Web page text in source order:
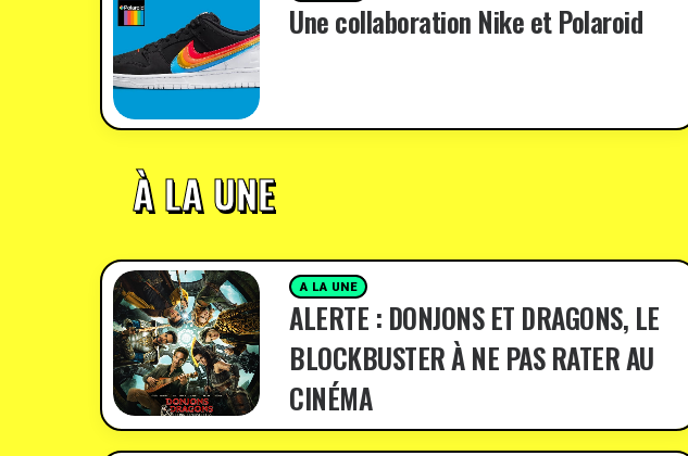
Une collaboration Nike et Polaroid
À LA UNE
A LA UNE
ALERTE : DONJONS ET DRAGONS, LE
BLOCKBUSTER À NE PAS RATER AU
CINÉMA